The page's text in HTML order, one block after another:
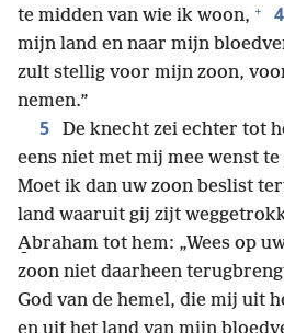
te midden van wie ik woon, + 4
mijn land en naar mijn
zult stellig voor mijn zoon,
nemen.”
5
De knecht zei echter tot
eens niet met mij mee wenst
Moet ik dan uw zoon beslist
land waaruit gij zijt
A̱braham tot hem: „Wees op
zoon niet daarheen
God van de hemel, die mij uit